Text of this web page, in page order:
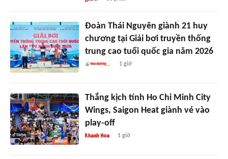
Đoàn Thái Nguyên giành 21 huy
chương tại Giải bơi truyền thống
trung cao tuổi quốc gia năm 2026
1 giờ
Thắng kịch tính Ho Chi Minh City
Wings, Saigon Heat giành vé vào
play-off
1 giờ